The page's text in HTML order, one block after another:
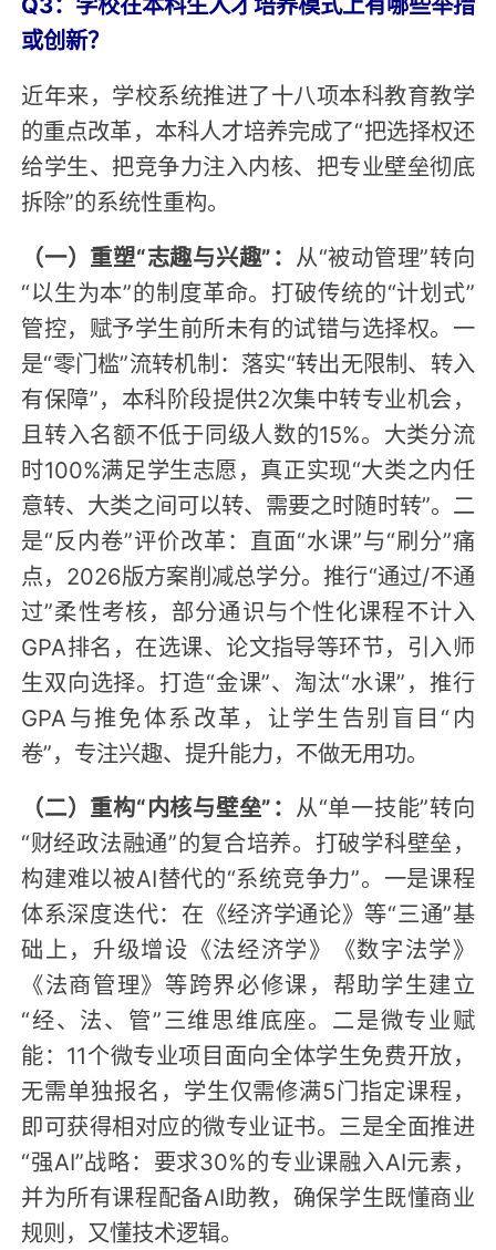
或创新？
近年来，学校系统推进了十八项本科教育教学
的重点改革，本科人才培养完成了“把选择权还
给学生、把竞争力注入内核、把专业壁垒彻底
拆除”的系统性重构。
（一）重塑“志趣与兴趣”： 从“被动管理”转向
“以生为本”的制度革命。打破传统的“计划式”
管控，赋予学生前所未有的试错与选择权。一
是“零门槛”流转机制：落实“转出无限制、转入
有保障”，本科阶段提供2次集中转专业机会，
且转入名额不低于同级人数的15%。大类分流
时100%满足学生志愿，真正实现“大类之内任
意转、大类之间可以转、需要之时随时转”。二
是“反内卷”评价改革：直面“水课”与“刷分”痛
点，2026版方案削减总学分。推行“通过/不通
过”柔性考核，部分通识与个性化课程不计入
GPA排名，在选课、论文指导等环节，引入师
生双向选择。打造“金课”、淘汰“水课”，推行
GPA与推免体系改革，让学生告别盲目“内
卷”，专注兴趣、提升能力，不做无用功。
（二）重构“内核与壁垒”： 从“单一技能”转向
“财经政法融通”的复合培养。打破学科壁垒，
构建难以被AI替代的“系统竞争力”。一是课程
体系深度迭代：在《经济学通论》等“三通”基
础上，升级增设《法经济学》《数字法学》
《法商管理》等跨界必修课，帮助学生建立
“经、法、管”三维思维底座。二是微专业赋
能：11个微专业项目面向全体学生免费开放，
无需单独报名，学生仅需修满5门指定课程，
即可获得相对应的微专业证书。三是全面推进
“强AI”战略：要求30%的专业课融入AI元素，
并为所有课程配备AI助教，确保学生既懂商业
规则，又懂技术逻辑。